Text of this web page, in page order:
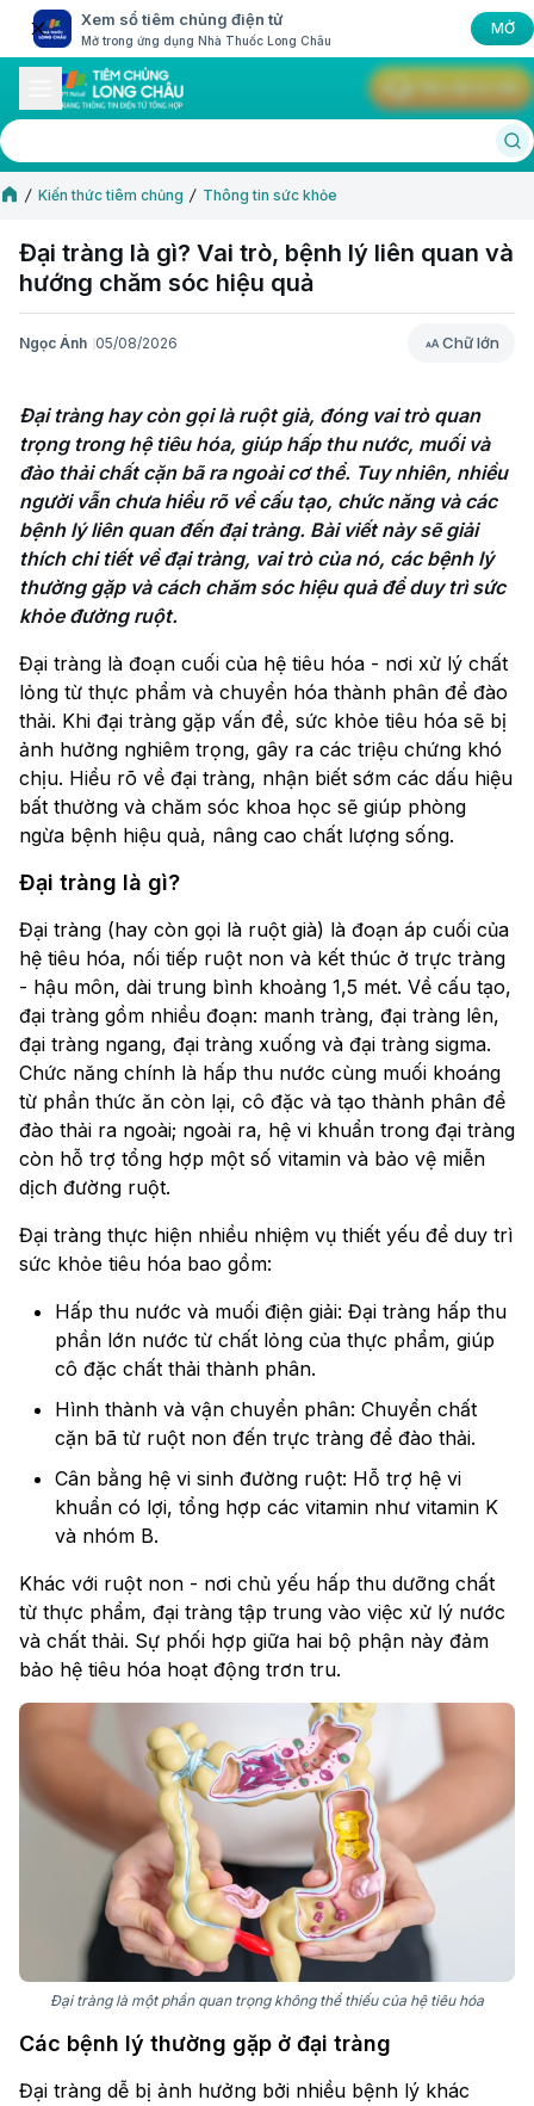
Xem sổ tiêm chủng điện tử
Mở trong ứng dụng Nhà Thuốc Long Châu
MỞ
Kiến thức tiêm chủng Thông tin sức khỏe
Đại tràng là gì? Vai trò, bệnh lý liên quan và
hướng chăm sóc hiệu quả
Ngọc Ánh 05/08/2026 Chữ lớn
Chữ lớn
Đại tràng hay còn gọi là ruột già, đóng vai trò quan
trọng trong hệ tiêu hóa, giúp hấp thu nước, muối và
đào thải chất cặn bã ra ngoài cơ thể. Tuy nhiên, nhiều
người vẫn chưa hiểu rõ về cấu tạo, chức năng và các
bệnh lý liên quan đến đại tràng. Bài viết này sẽ giải
thích chi tiết về đại tràng, vai trò của nó, các bệnh lý
thường gặp và cách chăm sóc hiệu quả để duy trì sức
khỏe đường ruột.
Đại tràng là đoạn cuối của hệ tiêu hóa - nơi xử lý chất
lỏng từ thực phẩm và chuyển hóa thành phân để đào
thải. Khi đại tràng gặp vấn đề, sức khỏe tiêu hóa sẽ bị
ảnh hưởng nghiêm trọng, gây ra các triệu chứng khó
chịu. Hiểu rõ về đại tràng, nhận biết sớm các dấu hiệu
bất thường và chăm sóc khoa học sẽ giúp phòng
ngừa bệnh hiệu quả, nâng cao chất lượng sống.
Đại tràng là gì?
Đại tràng (hay còn gọi là ruột già) là đoạn áp cuối của
hệ tiêu hóa, nối tiếp ruột non và kết thúc ở trực tràng
- hậu môn, dài trung bình khoảng 1,5 mét. Về cấu tạo,
đại tràng gồm nhiều đoạn: manh tràng, đại tràng lên,
đại tràng ngang, đại tràng xuống và đại tràng sigma.
Chức năng chính là hấp thu nước cùng muối khoáng
từ phần thức ăn còn lại, cô đặc và tạo thành phân để
đào thải ra ngoài; ngoài ra, hệ vi khuẩn trong đại tràng
còn hỗ trợ tổng hợp một số vitamin và bảo vệ miễn
dịch đường ruột.
Đại tràng thực hiện nhiều nhiệm vụ thiết yếu để duy trì
sức khỏe tiêu hóa bao gồm:
Hấp thu nước và muối điện giải: Đại tràng hấp thu
phần lớn nước từ chất lỏng của thực phẩm, giúp
cô đặc chất thải thành phân.
Hình thành và vận chuyển phân: Chuyển chất
cặn bã từ ruột non đến trực tràng để đào thải.
Cân bằng hệ vi sinh đường ruột: Hỗ trợ hệ vi
khuẩn có lợi, tổng hợp các vitamin như vitamin K
và nhóm B.
Khác với ruột non - nơi chủ yếu hấp thu dưỡng chất
từ thực phẩm, đại tràng tập trung vào việc xử lý nước
và chất thải. Sự phối hợp giữa hai bộ phận này đảm
bảo hệ tiêu hóa hoạt động trơn tru.
Đại tràng là một phần quan trọng không thể thiếu của hệ tiêu hóa
Các bệnh lý thường gặp ở đại tràng
Đại tràng dễ bị ảnh hưởng bởi nhiều bệnh lý khác